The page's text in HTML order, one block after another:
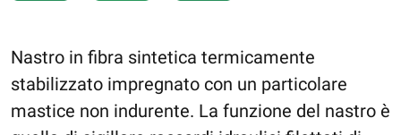
Nastro in fibra sintetica termicamente
stabilizzato impregnato con un particolare
mastice non indurente. La funzione del nastro è